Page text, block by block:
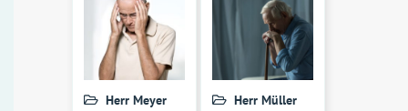
Herr Meyer
Herr Müller